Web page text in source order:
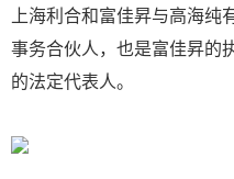
上海利合和富佳昇与高海纯
事务合伙人，也是富佳昇的
的法定代表人。